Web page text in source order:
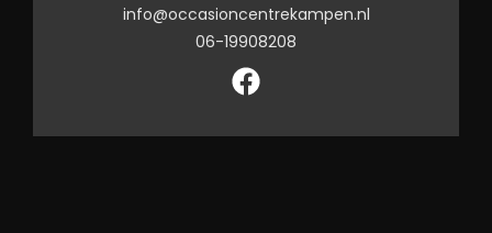
info@occasioncentrekampen.nl
06-19908208